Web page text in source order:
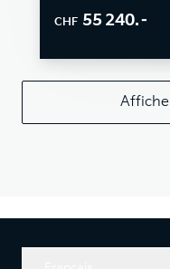
CHF 55 240.–